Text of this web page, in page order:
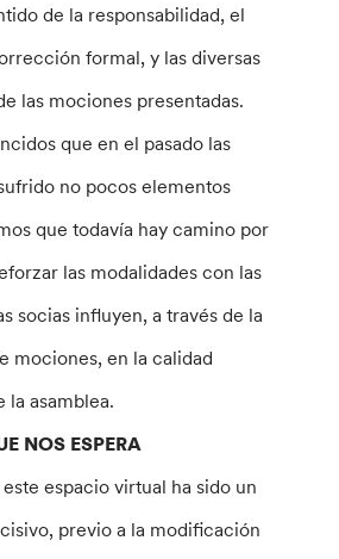
de la responsabilidad, el
formal, y las diversas
las mociones presentadas.
que en el pasado las
no pocos elementos
que todavía hay camino por
las modalidades con las
socias influyen, a través de la
mociones, en la calidad
la asamblea.
NOS ESPERA
espacio virtual ha sido un
previo a la modificación